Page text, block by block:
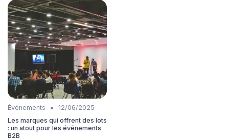
Événements •
12/06/2025
Les marques qui offrent des lots
: un atout pour les événements
B2B